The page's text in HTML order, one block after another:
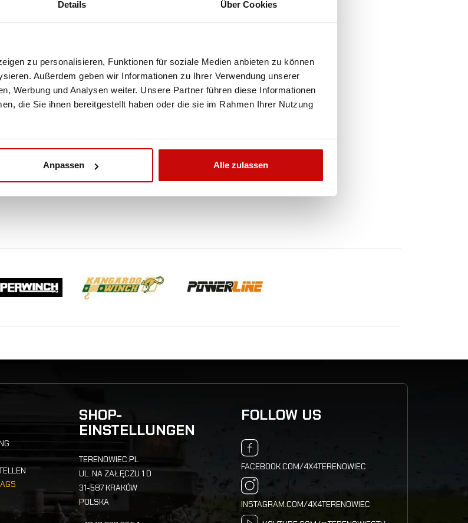
Details Über Cookies
zu personalisieren, Funktionen für soziale Medien anbieten zu können
Außerdem geben wir Informationen zu Ihrer Verwendung unserer
Werbung und Analysen weiter. Unsere Partner führen diese Informationen
die Sie ihnen bereitgestellt haben oder die sie im Rahmen Ihrer Nutzung
Anpassen Alle zulassen
SHOP-
EINSTELLUNGEN
TERENOWIEC.PL
UL. NA ZAŁĘCZU 1 D
31-587 KRAKÓW
POLSKA
FOLLOW US
FACEBOOK.COM/4X4TERENOWIEC
INSTAGRAM.COM/4X4TERENOWIEC